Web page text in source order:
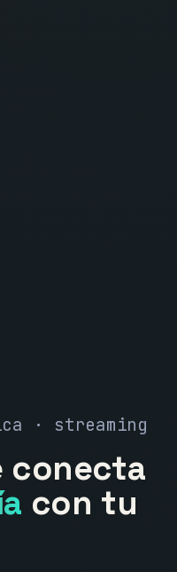
· streaming
conecta
con tu